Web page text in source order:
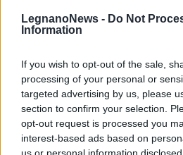
LegnanoNews - Do Not
Information
If you wish to opt-out of the sale,
processing of your personal or
targeted advertising by us, please
section to confirm your selection.
opt-out request is processed you
interest-based ads based on